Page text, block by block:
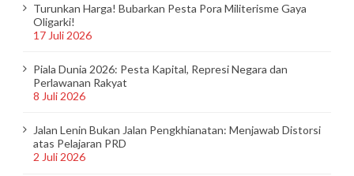
Turunkan Harga! Bubarkan Pesta Pora Militerisme Gaya
Oligarki!
17 Juli 2026
Piala Dunia 2026: Pesta Kapital, Represi Negara dan
Perlawanan Rakyat
8 Juli 2026
Jalan Lenin Bukan Jalan Pengkhianatan: Menjawab Distorsi
atas Pelajaran PRD
2 Juli 2026